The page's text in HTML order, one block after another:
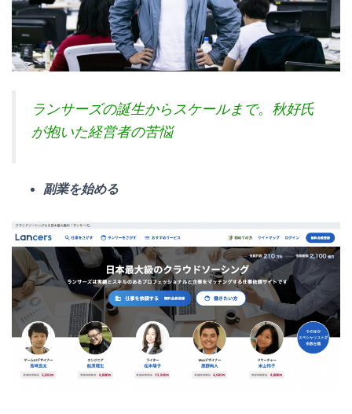
ランサーズの誕生からスケールまで。秋好氏
が抱いた経営者の苦悩
副業を始める